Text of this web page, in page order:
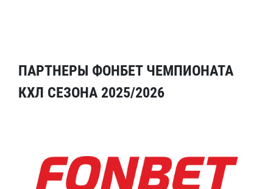
ПАРТНЕРЫ ФОНБЕТ ЧЕМПИОНАТА
КХЛ СЕЗОНА 2025/2026